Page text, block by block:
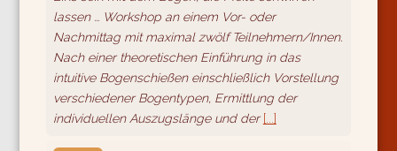
lassen ... Workshop an einem Vor- oder
Nachmittag mit maximal zwölf Teilnehmern/Innen.
Nach einer theoretischen Einführung in das
intuitive Bogenschießen einschließlich Vorstellung
verschiedener Bogentypen, Ermittlung der
individuellen Auszugslänge und der [...]